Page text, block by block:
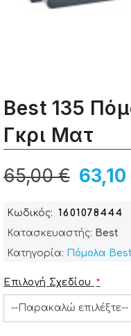
Best 135
Γκρι Ματ
63,10
65,00 €
Κωδικός
1601078444
Κατασκευαστής: Best
Κατηγορία: Πόμολα Best
Επιλογή Σχεδίου